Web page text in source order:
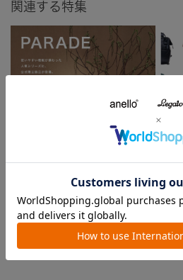
関連する特集